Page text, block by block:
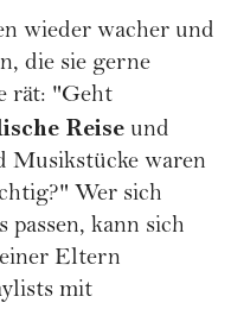
wieder wacher und
die sie gerne
rät: "Geht
Reise und
Musikstücke waren
Wer sich
kann sich
Eltern
mit